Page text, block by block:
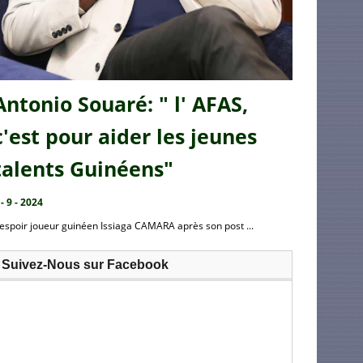
Souaré: " l' AFAS,
pour aider les jeunes
Guinéens"
9 - 2024
joueur guinéen Issiaga CAMARA après son post ...
Suivez-Nous sur Facebook